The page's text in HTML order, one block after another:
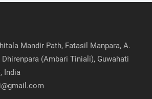
Mandir Path, Fatasil Manpara, A.
Dhirenpara (Ambari Tiniali), Guwahati
India